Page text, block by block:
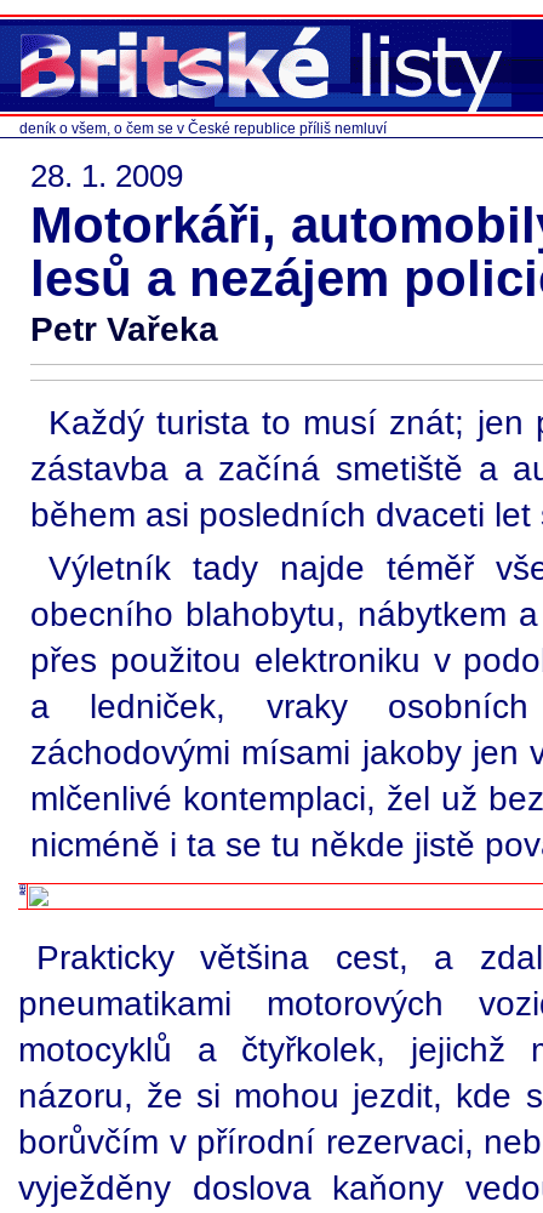
deník o všem, o čem se v České republice příliš nemluví
28. 1. 2009
Motorkáři,
lesů a nezájem
Petr Vařeka
Každý turista to musí znát; jen
zástavba a začíná smetiště a
během asi posledních dvaceti
Výletník tady najde téměř
obecního blahobytu, nábytkem
přes použitou elektroniku v
a ledniček, vraky
záchodovými mísami jakoby jen
mlčenlivé kontemplaci, žel už
nicméně i ta se tu někde jistě
Prakticky většina cest, a
pneumatikami motorových
motocyklů a čtyřkolek, jejichž
názoru, že si mohou jezdit, kde
borůvčím v přírodní rezervaci,
vyježděny doslova kaňony